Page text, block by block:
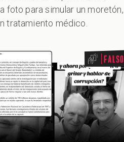
foto para simular un moretón,
tratamiento médico.
Falso